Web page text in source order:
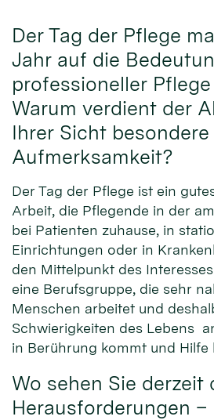
Der Tag der Pflege
Jahr auf die
professioneller
Warum verdient der
Ihrer Sicht besondere
Aufmerksamkeit?
Der Tag der Pflege ist ein
Arbeit, die Pflegende in der
bei Patienten zuhause, in
Einrichtungen oder in
den Mittelpunkt des
eine Berufsgruppe, die sehr
Menschen arbeitet und
Schwierigkeiten des Lebens
in Berührung kommt und Hilfe
Wo sehen Sie derzeit
Herausforderungen